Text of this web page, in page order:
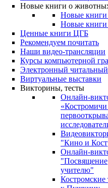
Новые книги о
Новые книги
Новые книги
Ценные книги ЦГБ
Рекомендуем почитать
Наши видео-трансляции
Курсы компьютерной
Электронный читальный
Виртуальные выставки
Викторины, тесты
Онлайн-
"Кино и
Онлайн-
"Посвящение
учителю"